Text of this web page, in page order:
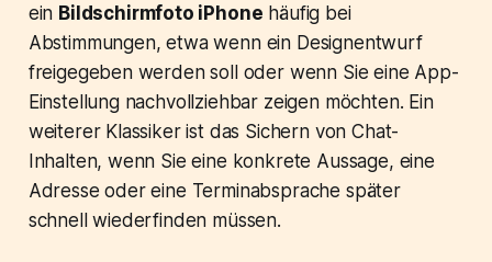
ein Bildschirmfoto iPhone häufig bei
Abstimmungen, etwa wenn ein Designentwurf
freigegeben werden soll oder wenn Sie eine App-
Einstellung nachvollziehbar zeigen möchten. Ein
weiterer Klassiker ist das Sichern von Chat-
Inhalten, wenn Sie eine konkrete Aussage, eine
Adresse oder eine Terminabsprache später
schnell wiederfinden müssen.